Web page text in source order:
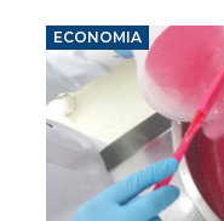
ECONOMIA